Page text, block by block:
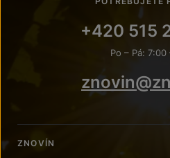
+420 515
Po – Pá: 7:00
ZNOVÍN